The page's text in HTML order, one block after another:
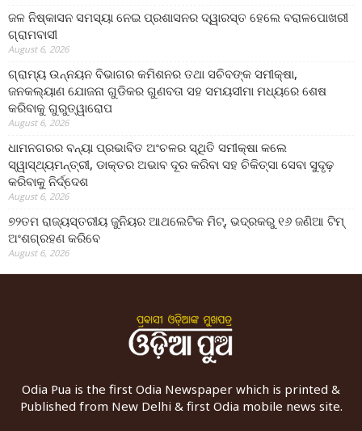
ଜଳ ନିଷ୍କାସନ ସମସ୍ୟା ନେଇ ପ୍ରଶାସନର ଦ୍ୱାରସ୍ତ ହେଲେ ବରାଳପୋଖରୀ
ଗ୍ରାମବାସୀ
August 6, 2026
ଗ୍ରାମ୍ୟ ଉନ୍ନୟନ ବିଭାଗର କମିଶନର ତଥା ସଚିବଙ୍କ ସମୀକ୍ଷା,
ଜନକଲ୍ୟାଣ ଯୋଜନା ଗୁଡିକର ଗୁଣବତା ସହ ସମୟସୀମା ମଧ୍ୟରେ ଶେଷ
କରିବାକୁ ଗୁରୁତ୍ୱାରୋପ
August 6, 2026
ଧାମନଗରର ବନ୍ୟା ପ୍ରଭାବିତ ଅଂଚଳର ସ୍ଥିତି ସମୀକ୍ଷା କଲେ
ସ୍ୱାସ୍ଥ୍ୟମନ୍ତ୍ରୀ, ଡାକ୍ତର ଅଭାବ ଦୂର କରିବା ସହ ଚିକିତ୍ସା ସେବା ସୁଦୃଢ଼
କରିବାକୁ ନିର୍ଦ୍ଦେଶ
August 6, 2026
୭୨ତମ ରାଜ୍ୟସ୍ତରୀୟ ଜୁନିୟର ଆଥଲେଟିକ ମିଟ୍‌, ଭଦ୍ରକରୁ ୧୬ ଜଣିଆ ଟିମ୍
ଅଂଶଗ୍ରହଣ କରିବେ
August 6, 2026
Odia Pua is the first Odia Newspaper which is printed &
Published from New Delhi & first Odia mobile news site.